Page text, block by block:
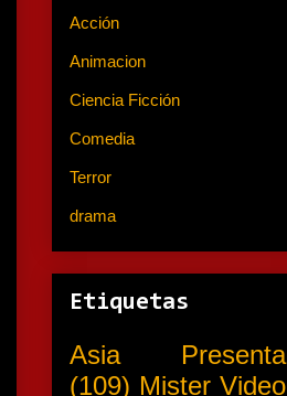
Acción
Animacion
Ciencia Ficción
Comedia
Terror
drama
Etiquetas
Asia Presenta
(109) Mister Video